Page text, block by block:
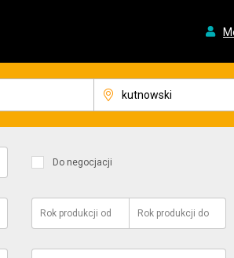
Do negocjacji
Rok produkcji od Rok produkcji do